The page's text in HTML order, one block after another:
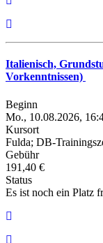
Italienisch,
Vorkenntnissen)
Beginn
Mo., 10.08.2026,
Kursort
Fulda; DB-
Gebühr
191,40 €
Status
Es ist noch ein Platz